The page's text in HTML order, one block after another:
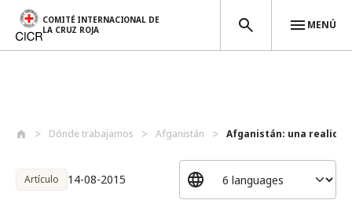
COMITÉ INTERNACIONAL DE
LA CRUZ ROJA
MENÚ
Dónde trabajamos Afganistán Afganistán: una
Artículo 14-08-2015